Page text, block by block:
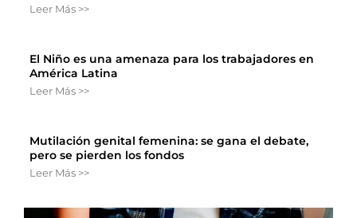
Leer Más >>
El Niño es una amenaza para los trabajadores en
América Latina
Leer Más >>
Mutilación genital femenina: se gana el debate,
pero se pierden los fondos
Leer Más >>